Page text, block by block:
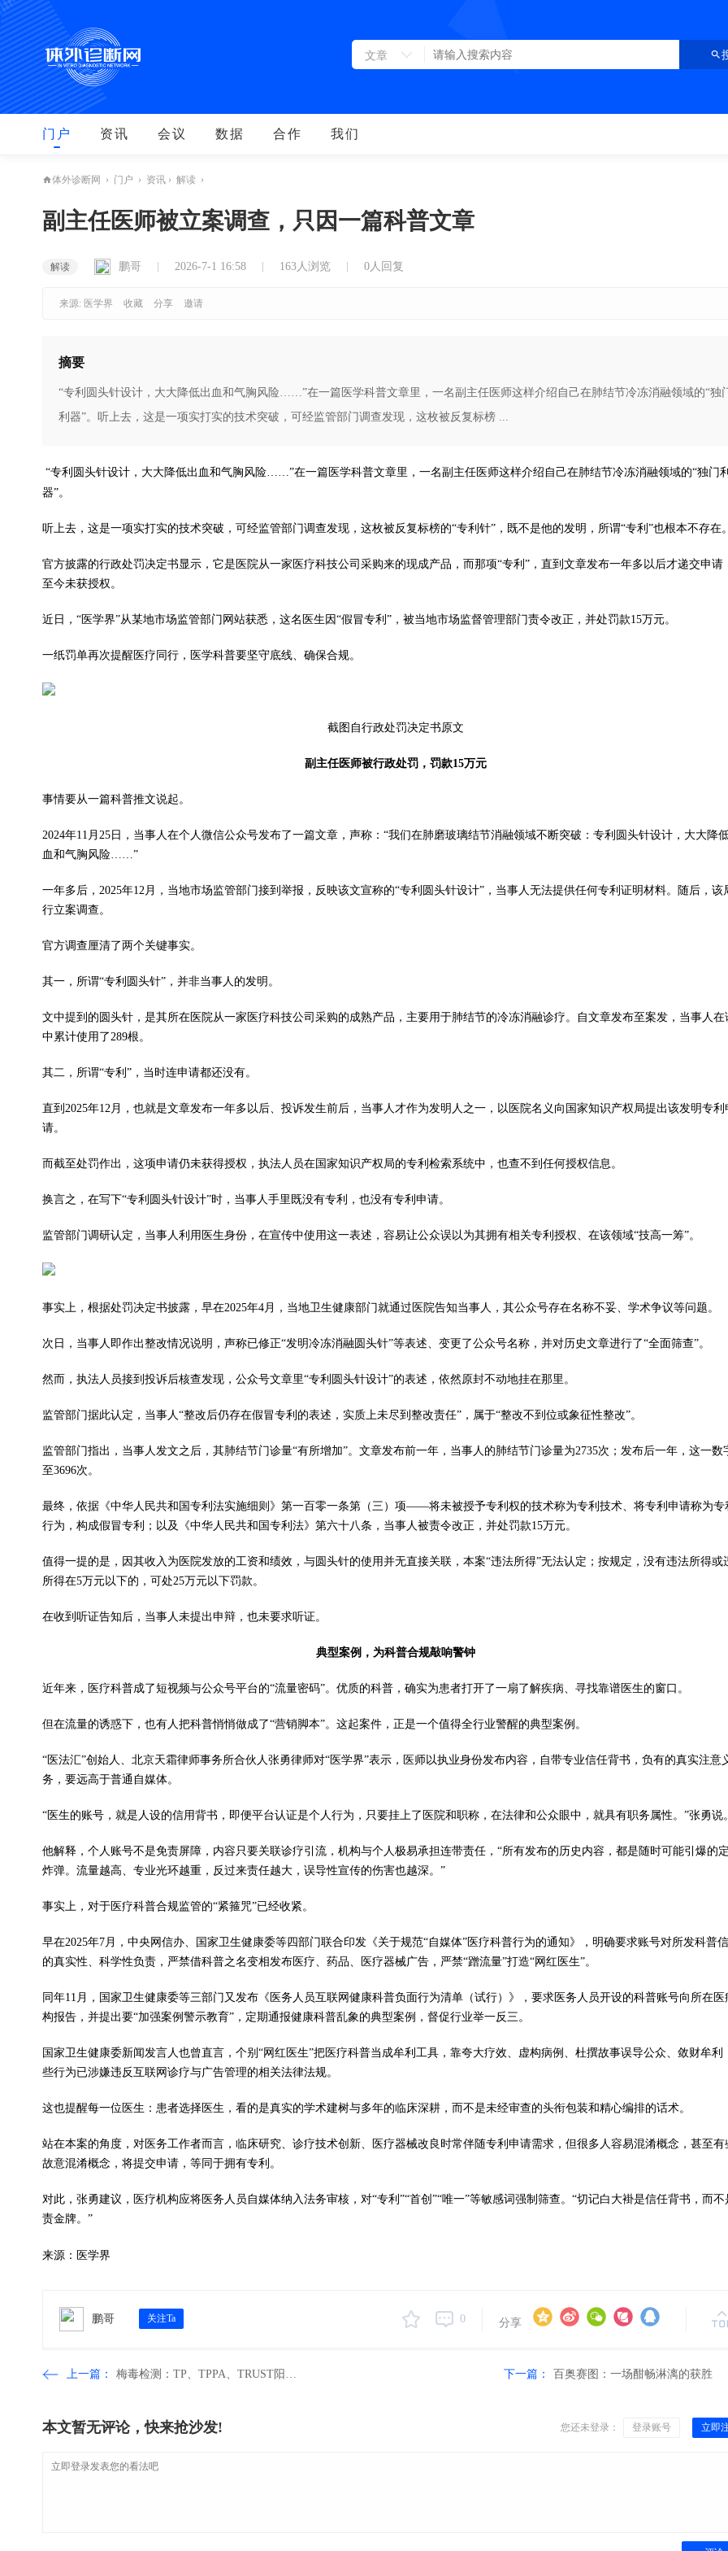
文章
门户 资讯 会议 数据 合作 我们
体外诊断网 › 门户 › 资讯 › 解读 ›
副主任医师被立案调查，只因一篇科普文章
解读 鹏哥 2026-7-1 16:58 163人浏览 0人回复
来源: 医学界 收藏 分享 邀请
摘要
“专利圆头针设计，大大降低出血和气胸风险……”在一篇医学科普文章里，一名副主任医师这样介绍自己在肺结节冷冻消融领域的“独
利器”。听上去，这是一项实打实的技术突破，可经监管部门调查发现，这枚被反复标榜 ...
“专利圆头针设计，大大降低出血和气胸风险……”在一篇医学科普文章里，一名副主任医师这样介绍自己在肺结节冷冻消融领域的“独门
器”。
听上去，这是一项实打实的技术突破，可经监管部门调查发现，这枚被反复标榜的“专利针”，既不是他的发明，所谓“专利”也根本不存在
官方披露的行政处罚决定书显示，它是医院从一家医疗科技公司采购来的现成产品，而那项“专利”，直到文章发布一年多以后才递交申请
至今未获授权。
近日，“医学界”从某地市场监管部门网站获悉，这名医生因“假冒专利”，被当地市场监督管理部门责令改正，并处罚款15万元。
一纸罚单再次提醒医疗同行，医学科普要坚守底线、确保合规。
截图自行政处罚决定书原文
副主任医师被行政处罚，罚款15万元
事情要从一篇科普推文说起。
2024年11月25日，当事人在个人微信公众号发布了一篇文章，声称：“我们在肺磨玻璃结节消融领域不断突破：专利圆头针设计，大大降
血和气胸风险……”
一年多后，2025年12月，当地市场监管部门接到举报，反映该文宣称的“专利圆头针设计”，当事人无法提供任何专利证明材料。随后，该
行立案调查。
官方调查厘清了两个关键事实。
其一，所谓“专利圆头针”，并非当事人的发明。
文中提到的圆头针，是其所在医院从一家医疗科技公司采购的成熟产品，主要用于肺结节的冷冻消融诊疗。自文章发布至案发，当事人在
中累计使用了289根。
其二，所谓“专利”，当时连申请都还没有。
直到2025年12月，也就是文章发布一年多以后、投诉发生前后，当事人才作为发明人之一，以医院名义向国家知识产权局提出该发明专利
请。
而截至处罚作出，这项申请仍未获得授权，执法人员在国家知识产权局的专利检索系统中，也查不到任何授权信息。
换言之，在写下“专利圆头针设计”时，当事人手里既没有专利，也没有专利申请。
监管部门调研认定，当事人利用医生身份，在宣传中使用这一表述，容易让公众误以为其拥有相关专利授权、在该领域“技高一筹”。
事实上，根据处罚决定书披露，早在2025年4月，当地卫生健康部门就通过医院告知当事人，其公众号存在名称不妥、学术争议等问题。
次日，当事人即作出整改情况说明，声称已修正“发明冷冻消融圆头针”等表述、变更了公众号名称，并对历史文章进行了“全面筛查”。
然而，执法人员接到投诉后核查发现，公众号文章里“专利圆头针设计”的表述，依然原封不动地挂在那里。
监管部门据此认定，当事人“整改后仍存在假冒专利的表述，实质上未尽到整改责任”，属于“整改不到位或象征性整改”。
监管部门指出，当事人发文之后，其肺结节门诊量“有所增加”。文章发布前一年，当事人的肺结节门诊量为2735次；发布后一年，这一数
至3696次。
最终，依据《中华人民共和国专利法实施细则》第一百零一条第（三）项——将未被授予专利权的技术称为专利技术、将专利申请称为专
行为，构成假冒专利；以及《中华人民共和国专利法》第六十八条，当事人被责令改正，并处罚款15万元。
值得一提的是，因其收入为医院发放的工资和绩效，与圆头针的使用并无直接关联，本案“违法所得”无法认定；按规定，没有违法所得或
所得在5万元以下的，可处25万元以下罚款。
在收到听证告知后，当事人未提出申辩，也未要求听证。
典型案例，为科普合规敲响警钟
近年来，医疗科普成了短视频与公众号平台的“流量密码”。优质的科普，确实为患者打开了一扇了解疾病、寻找靠谱医生的窗口。
但在流量的诱惑下，也有人把科普悄悄做成了“营销脚本”。这起案件，正是一个值得全行业警醒的典型案例。
“医法汇”创始人、北京天霜律师事务所合伙人张勇律师对“医学界”表示，医师以执业身份发布内容，自带专业信任背书，负有的真实注意
务，要远高于普通自媒体。
“医生的账号，就是人设的信用背书，即便平台认证是个人行为，只要挂上了医院和职称，在法律和公众眼中，就具有职务属性。”张勇说
他解释，个人账号不是免责屏障，内容只要关联诊疗引流，机构与个人极易承担连带责任，“所有发布的历史内容，都是随时可能引爆的
炸弹。流量越高、专业光环越重，反过来责任越大，误导性宣传的伤害也越深。”
事实上，对于医疗科普合规监管的“紧箍咒”已经收紧。
早在2025年7月，中央网信办、国家卫生健康委等四部门联合印发《关于规范“自媒体”医疗科普行为的通知》，明确要求账号对所发科普
的真实性、科学性负责，严禁借科普之名变相发布医疗、药品、医疗器械广告，严禁“蹭流量”打造“网红医生”。
同年11月，国家卫生健康委等三部门又发布《医务人员互联网健康科普负面行为清单（试行）》，要求医务人员开设的科普账号向所在医
构报告，并提出要“加强案例警示教育”，定期通报健康科普乱象的典型案例，督促行业举一反三。
国家卫生健康委新闻发言人也曾直言，个别“网红医生”把医疗科普当成牟利工具，靠夸大疗效、虚构病例、杜撰故事误导公众、敛财牟利
些行为已涉嫌违反互联网诊疗与广告管理的相关法律法规。
这也提醒每一位医生：患者选择医生，看的是真实的学术建树与多年的临床深耕，而不是未经审查的头衔包装和精心编排的话术。
站在本案的角度，对医务工作者而言，临床研究、诊疗技术创新、医疗器械改良时常伴随专利申请需求，但很多人容易混淆概念，甚至有
故意混淆概念，将提交申请，等同于拥有专利。
对此，张勇建议，医疗机构应将医务人员自媒体纳入法务审核，对“专利”“首创”“唯一”等敏感词强制筛查。“切记白大褂是信任背书，而不
责金牌。”
来源：医学界
鹏哥 关注Ta 0 分享
上一篇： 梅毒检测：TP、TPPA、TRUST阳性阴性一次讲清 下一篇： 百奥赛图：一场酣畅淋漓的获胜
本文暂无评论，快来抢沙发! 您还未登录： 登录账号 立即